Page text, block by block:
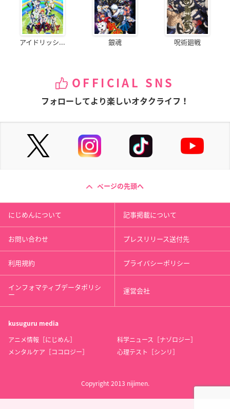
アイドリッシ... 銀魂 呪術廻戦
OFFICIAL SNS
フォローしてより楽しいオタクライフ！
ページの先頭へ
にじめんについて 記事掲載について
お問い合わせ プレスリリース送付先
利用規約 プライバシーポリシー
インフォマティブデータポリシ
ー 運営会社
kusuguru media
アニメ情報［にじめん］
科学ニュース［ナゾロジー］
メンタルケア［ココロジー］
心理テスト［シンリ］
Copyright 2013 nijimen.